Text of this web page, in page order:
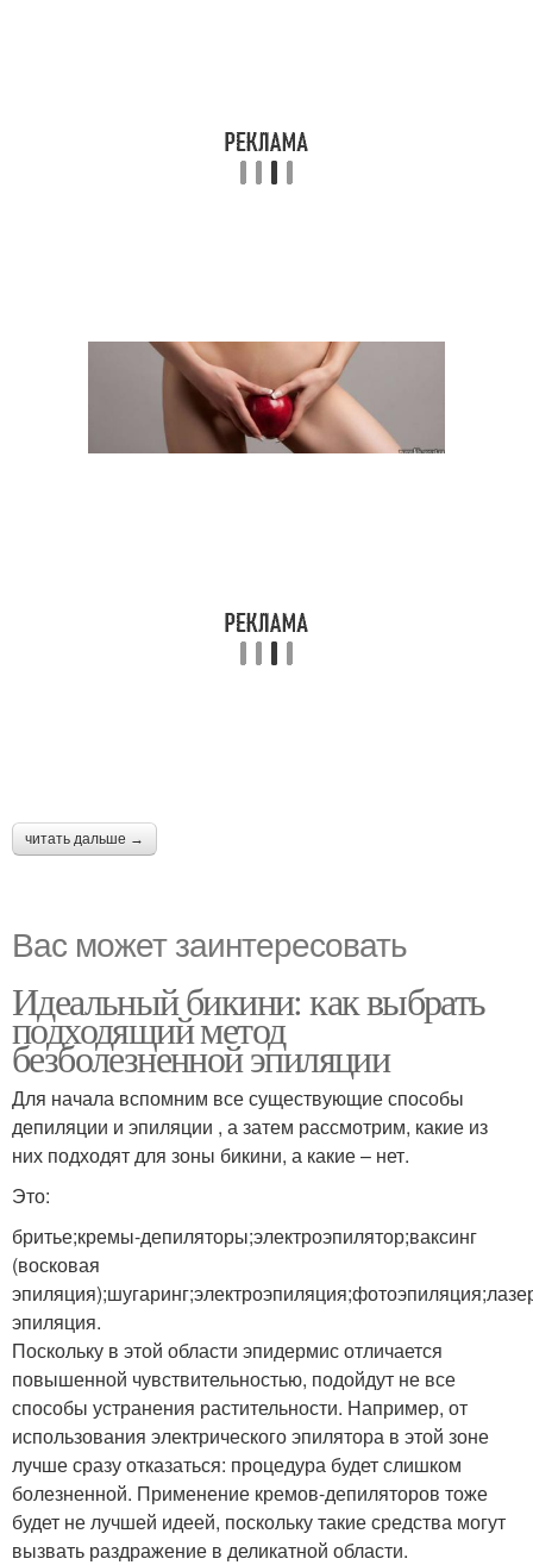
читать дальше →
Вас может заинтересовать
Идеальный бикини: как выбрать
подходящий метод
безболезненной эпиляции
Для начала вспомним все существующие способы
депиляции и эпиляции , а затем рассмотрим, какие из
них подходят для зоны бикини, а какие – нет.
Это:
бритье;кремы-депиляторы;электроэпилятор;ваксинг
(восковая
эпиляция.
Поскольку в этой области эпидермис отличается
повышенной чувствительностью, подойдут не все
способы устранения растительности. Например, от
использования электрического эпилятора в этой зоне
лучше сразу отказаться: процедура будет слишком
болезненной. Применение кремов-депиляторов тоже
будет не лучшей идеей, поскольку такие средства могут
вызвать раздражение в деликатной области.